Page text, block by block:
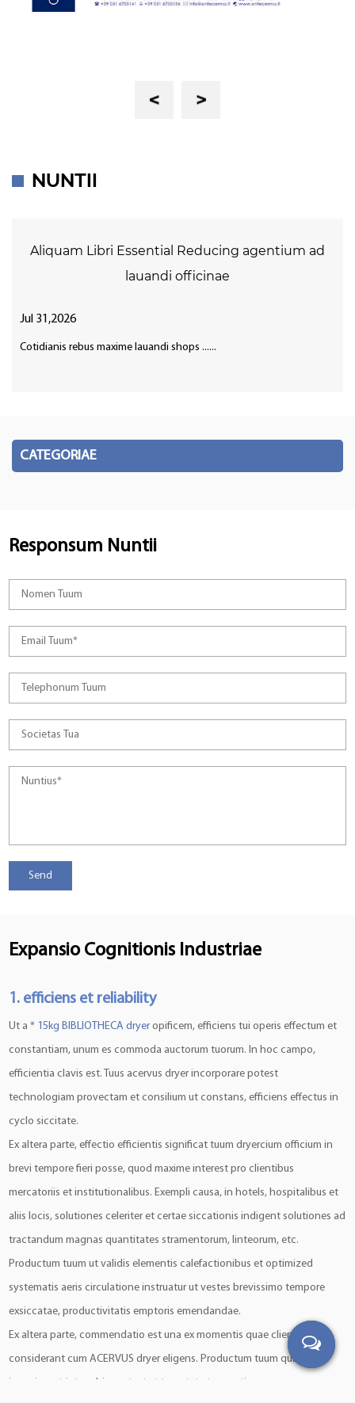
Previous Next
NUNTII
Aliquam Libri Essential Reducing agentium ad
lauandi officinae
Jul 31,2026
Cotidianis rebus maxime lauandi shops ......
CATEGORIAE
Responsum Nuntii
Expansio Cognitionis Industriae
1. efficiens et reliability
Ut a * 15kg BIBLIOTHECA dryeropificem, efficiens tui operis effectum et
constantiam, unum es commoda auctorum tuorum. In hoc campo,
efficientia clavis est. Tuus acervus dryer incorporare potest
technologiam provectam et consilium ut constans, efficiens effectus in
cyclo siccitate.
Ex altera parte, effectio efficientis significat tuum dryercium officium in
brevi tempore fieri posse, quod maxime interest pro clientibus
mercatoriis et institutionalibus. Exempli causa, in hotels, hospitalibus et
aliis locis, solutiones celeriter et certae siccationis indigent solutiones ad
tractandum magnas quantitates stramentorum, linteorum, etc.
Productum tuum ut validis elementis calefactionibus et optimized
systematis aeris circulatione instruatur ut vestes brevissimo tempore
exsiccatae, productivitatis emptoris emendandae.
Ex altera parte, commendatio est una ex momentis quae clientes
considerant cum ACERVUS dryer eligens. Productum tuum quale
imperium stricte subire potest et temptat ut operationem suam